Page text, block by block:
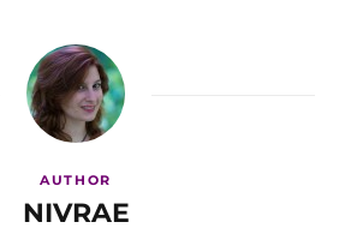
AUTHOR
NIVRAE